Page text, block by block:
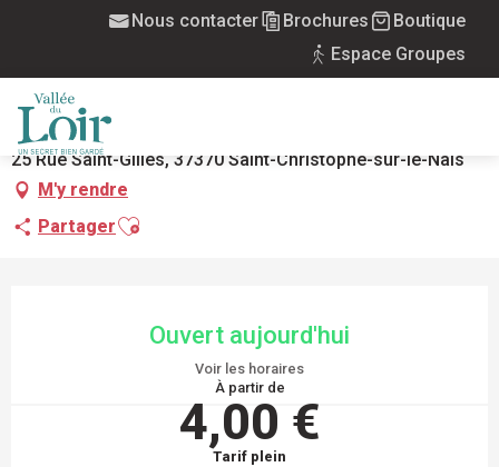
principal
Nous contacter Brochures
Boutique
Espace Groupes
Jardin du Clos Saint Gilles
JARDIN DU CLOS SAINT GILLES
PARC ET JARDIN
25 Rue Saint-Gilles, 37370 Saint-Christophe-sur-le-Nais
M'y rendre
PartagerAjouter aux favoris
Ouvert aujourd'hui
Voir les horaires
À partir de
4,00 €
Tarif plein